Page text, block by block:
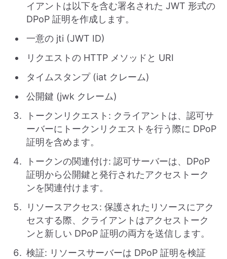
イアントは以下を含む署名された JWT 形式の
DPoP 証明を作成します。
一意の jti (JWT ID)
リクエストの HTTP メソッドと URI
タイムスタンプ (iat クレーム)
公開鍵 (jwk クレーム)
トークンリクエスト: クライアントは、認可サ
ーバーにトークンリクエストを行う際に DPoP
証明を含めます。
トークンの関連付け: 認可サーバーは、DPoP
証明から公開鍵と発行されたアクセストーク
ンを関連付けます。
リソースアクセス: 保護されたリソースにアク
セスする際、クライアントはアクセストーク
ンと新しい DPoP 証明の両方を送信します。
検証: リソースサーバーは DPoP 証明を検証